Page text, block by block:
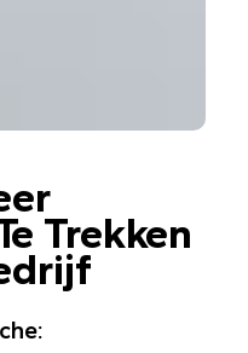
Trekken